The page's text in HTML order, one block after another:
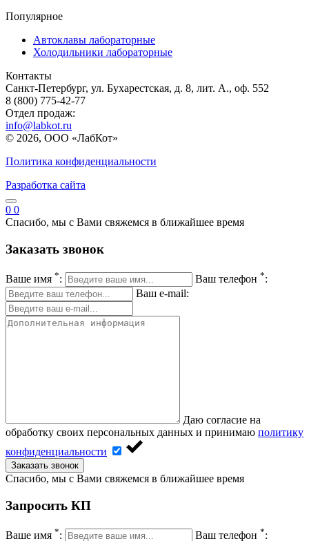
Популярное
Автоклавы лабораторные
Холодильники лабораторные
Контакты
Санкт-Петербург, ул. Бухарестская, д. 8, лит. А., оф. 552
8 (800) 775-42-77
Отдел продаж:
info@labkot.ru
© 2026, ООО «ЛабКот»
Политика конфиденциальности
Разработка сайта
0 0
Спасибо, мы с Вами свяжемся в ближайшее время
Заказать звонок
Ваше имя *: Ваш телефон *:
Ваш e-mail:
Даю согласие на
обработку своих персональных данных и принимаю политику
конфиденциальности
Заказать звонок
Спасибо, мы с Вами свяжемся в ближайшее время
Запросить КП
Ваше имя *: Ваш телефон *: